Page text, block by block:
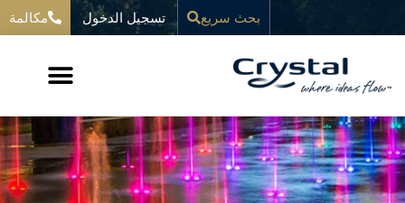
بحث سريع تسجيل الدخول مكالمة